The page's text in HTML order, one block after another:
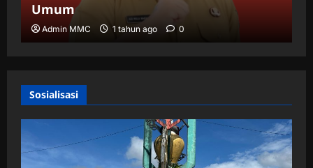
Umum
Admin MMC 1 tahun ago 0
Sosialisasi